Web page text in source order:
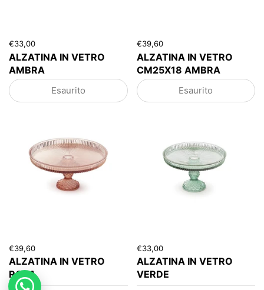
€33,00
ALZATINA IN VETRO
AMBRA
Esaurito
€39,60
ALZATINA IN VETRO
CM25X18 AMBRA
Esaurito
€39,60
ALZATINA IN VETRO
ROSA
€33,00
ALZATINA IN VETRO
VERDE